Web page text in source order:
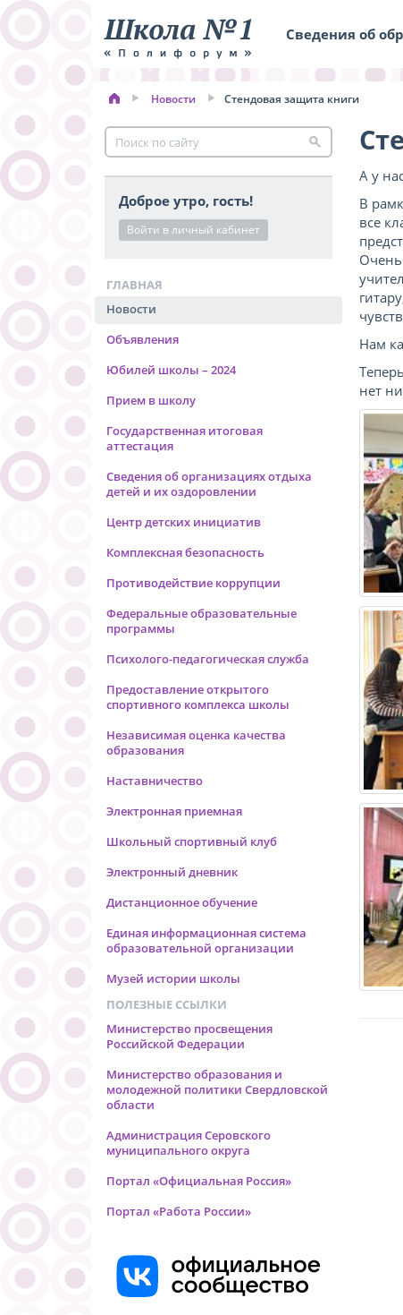
Сведения об
Новости Стендовая защита книги
Доброе утро, гость!
Войти в личный кабинет
ГЛАВНАЯ
Новости
Объявления
Юбилей школы – 2024
Прием в школу
Государственная итоговая
аттестация
Сведения об организациях отдыха
детей и их оздоровлении
Центр детских инициатив
Комплексная безопасность
Противодействие коррупции
Федеральные образовательные
программы
Психолого-педагогическая служба
Предоставление открытого
спортивного комплекса школы
Независимая оценка качества
образования
Наставничество
Электронная приемная
Школьный спортивный клуб
Электронный дневник
Дистанционное обучение
Единая информационная система
образовательной организации
Музей истории школы
ПОЛЕЗНЫЕ ССЫЛКИ
Министерство просвещения
Российской Федерации
Министерство образования и
молодежной политики Свердловской
области
Администрация Серовского
муниципального округа
Портал «Официальная Россия»
Портал «Работа России»
А у
В
все
Нам
нет